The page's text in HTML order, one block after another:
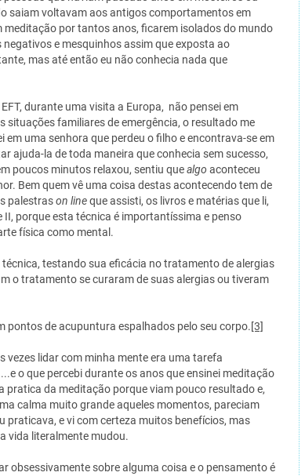
saiam voltavam aos antigos comportamentos em
meditação por tantos anos, ficarem isolados do mundo
e mesquinhos assim que exposta ao
mas até então eu não conhecia nada que
durante uma visita a Europa, não pensei em
familiares de emergência, o resultado me
uma senhora que perdeu o filho e encontrava-se em
ajuda-la de toda maneira que conhecia sem sucesso,
poucos minutos relaxou, sentiu quealgo aconteceu
Bem quem vê uma coisa destas acontecendo tem de
palestrason lineque assisti, os livros e matérias que li,
porque esta técnica é importantíssima e penso
física como mental.
testando sua eficácia no tratamento de alergias
o tratamento se curaram de suas alergias ou tiveram
pontos de acupuntura espalhados pelo seu corpo.[3]
vezes lidar com minha mente era uma tarefa
o que percebi durante os anos que ensinei meditação
pratica da meditação porque viam pouco resultado e,
calma muito grande aqueles momentos, pareciam
praticava, e vi com certeza muitos benefícios, mas
vida literalmente mudou.
obsessivamente sobre alguma coisa e o pensamento é